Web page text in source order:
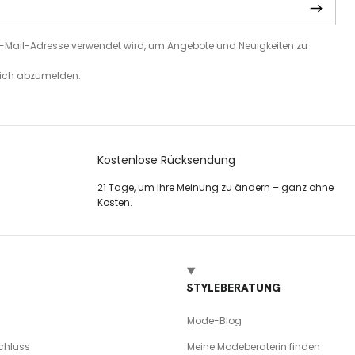
Mail-Adresse verwendet wird, um Angebote und Neuigkeiten zu
abzumelden.
Kostenlose Rücksendung
21 Tage, um Ihre Meinung zu ändern – ganz ohne
Kosten.
STYLEBERATUNG
Mode-Blog
Meine Modeberaterin finden